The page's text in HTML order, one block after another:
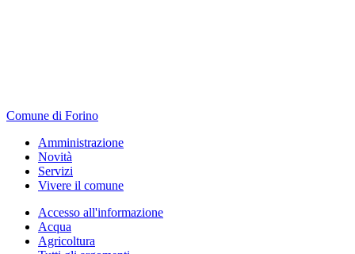
Comune di Forino
Amministrazione
Novità
Servizi
Vivere il comune
Accesso all'informazione
Acqua
Agricoltura